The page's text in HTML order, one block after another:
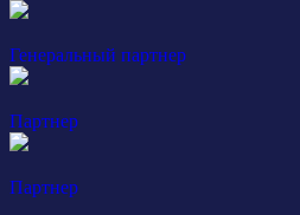
Генеральный партнер
Партнер
Партнер